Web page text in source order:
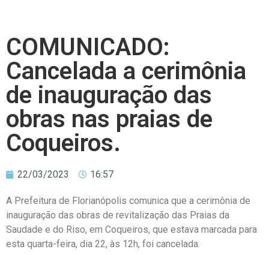
COMUNICADO:
Cancelada a cerimônia
de inauguração das
obras nas praias de
Coqueiros.
22/03/2023 16:57
A Prefeitura de Florianópolis comunica que a cerimônia de
inauguração das obras de revitalização das Praias da
Saudade e do Riso, em Coqueiros, que estava marcada para
esta quarta-feira, dia 22, às 12h, foi cancelada.